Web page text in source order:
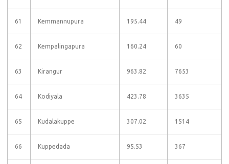
61 Kemmannupura 195.44 49
62 Kempalingapura 160.24 60
63 Kirangur 963.82 7653
64 Kodiyala 423.78 3635
65 Kudalakuppe 307.02 1514
66 Kuppedada 95.53 367